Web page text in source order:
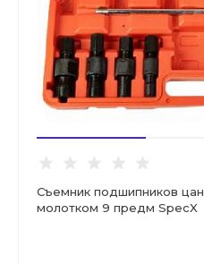
Съемник подшипников
молотком 9 предм SpecX